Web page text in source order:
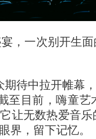
，一次别开生
待中拉开帷幕
至目前，嗨童艺
让无数热爱音
界，留下记忆。